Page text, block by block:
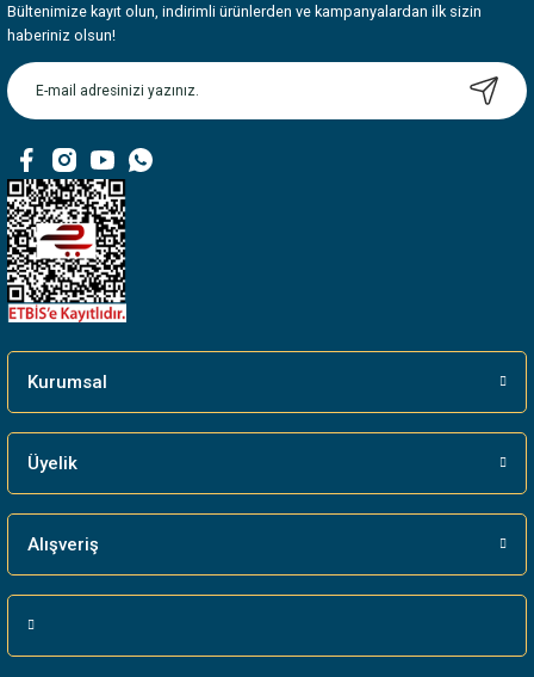
Ürün resmi kalitesiz, bozuk veya görüntülenemiyor.
Ürün açıklamasında eksik bilgiler bulunuyor.
Ürün bilgilerinde hatalar bulunuyor.
Bu ürüne benzer farklı alternatifler olmalı.
Bültenimize kayıt olun, indirimli ürünlerden ve kampanyalardan ilk sizin
haberiniz olsun!
Kurumsal
Üyelik
Alışveriş